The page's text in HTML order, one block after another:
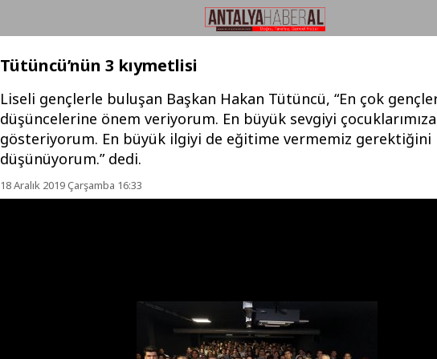
Tütüncü’nün 3 kıymetlisi
Liseli gençlerle buluşan Başkan Hakan Tütüncü, “En çok
düşüncelerine önem veriyorum. En büyük sevgiyi çocuklarımıza
gösteriyorum. En büyük ilgiyi de eğitime vermemiz gerektiğini
düşünüyorum.” dedi.
18 Aralık 2019 Çarşamba 16:33